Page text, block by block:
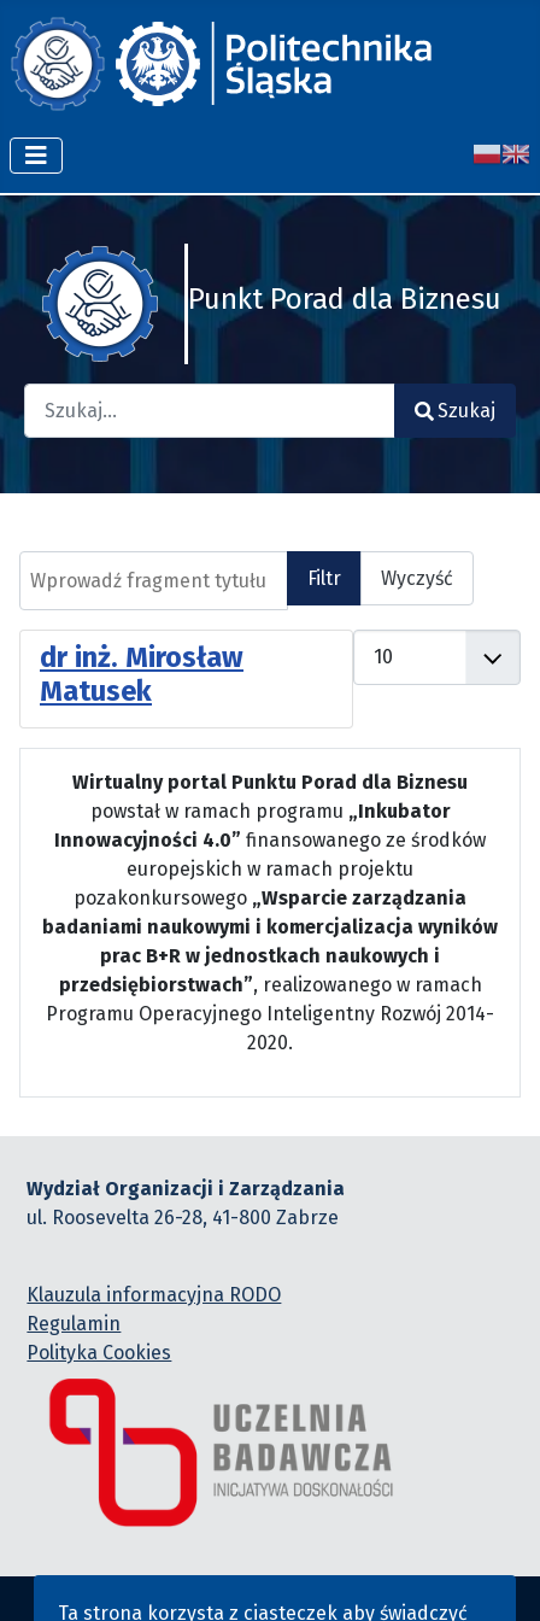
Punkt Porad dla Biznesu
Szukaj
Filtr Wyczyść
dr inż. Mirosław
Matusek
Wirtualny portal Punktu Porad dla Biznesu
powstał w ramach programu „Inkubator
Innowacyjności 4.0” finansowanego ze środków
europejskich w ramach projektu
pozakonkursowego „Wsparcie zarządzania
badaniami naukowymi i komercjalizacja wyników
prac B+R w jednostkach naukowych i
przedsiębiorstwach”, realizowanego w ramach
Programu Operacyjnego Inteligentny Rozwój 2014-
2020.
Wydział Organizacji i Zarządzania
ul. Roosevelta 26-28, 41-800 Zabrze
Klauzula informacyjna RODO
Regulamin
Polityka Cookies
Ta strona korzysta z ciasteczek aby świadczyć